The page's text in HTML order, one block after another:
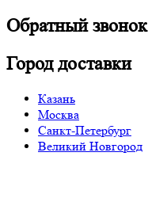
Обратный звонок
Город доставки
Казань
Москва
Санкт-Петербург
Великий Новгород